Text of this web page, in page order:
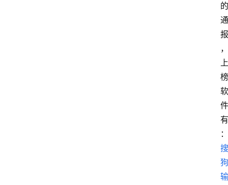
的
通
报
，
上
榜
软
件
有
：
搜
狗
输